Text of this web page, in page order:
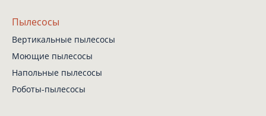
Пылесосы
Вертикальные пылесосы
Моющие пылесосы
Напольные пылесосы
Роботы-пылесосы